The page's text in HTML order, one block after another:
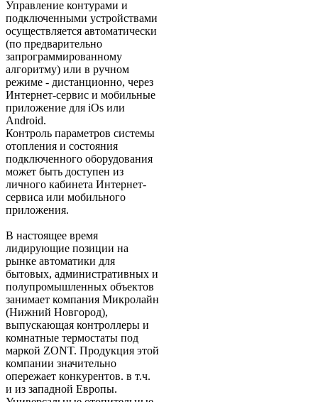
Управление контурами и
подключенными устройствами
осуществляется автоматически
(по предварительно
запрограммированному
алгоритму) или в ручном
режиме - дистанционно, через
Интернет-сервис и мобильные
приложение для iOs или
Android.
Контроль параметров системы
отопления и состояния
подключенного оборудования
может быть доступен из
личного кабинета Интернет-
сервиса или мобильного
приложения.
В настоящее время
лидирующие позиции на
рынке автоматики для
бытовых, административных и
полупромышленных объектов
занимает компания Микролайн
(Нижний Новгород),
выпускающая контроллеры и
комнатные термостаты под
маркой ZONT. Продукция этой
компании значительно
опережает конкурентов. в т.ч.
и из западной Европы.